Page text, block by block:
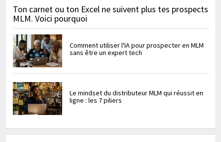
Ton carnet ou ton Excel ne suivent plus tes prospects
MLM. Voici pourquoi
Comment utiliser l'IA pour prospecter en MLM
sans être un expert tech
Le mindset du distributeur MLM qui réussit en
ligne : les 7 piliers